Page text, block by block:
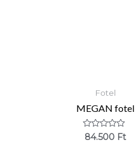
Fotel
MEGAN fotel
Értékelés:
0
84.500 Ft